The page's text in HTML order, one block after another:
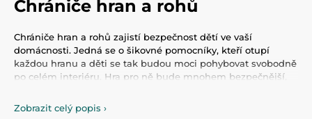
Chrániče hran a rohů
Chrániče hran a rohů zajistí bezpečnost dětí ve vaší
domácnosti. Jedná se o šikovné pomocníky, kteří otupí
každou hranu a děti se tak budou moci pohybovat svobodně
po celém interiéru. Hra pro ně bude mnohem bezpečnější,
Zobrazit celý popis ›